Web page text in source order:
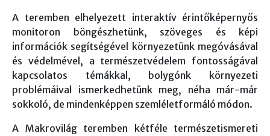
A teremben elhelyezett interaktív érintőképernyős
monitoron böngészhetünk, szöveges és képi
információk segítségével környezetünk megóvásával
és védelmével, a természetvédelem fontosságával
kapcsolatos témákkal, bolygónk környezeti
problémáival ismerkedhetünk meg, néha már-már
sokkoló, de mindenképpen szemléletformáló módon.
A Makrovilág teremben kétféle természetismereti